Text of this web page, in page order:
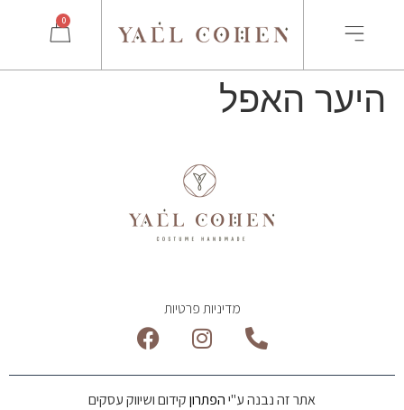
0
היער האפל
מדיניות פרטיות
אתר זה נבנה ע"יהפתרוןקידום ושיווק עסקים